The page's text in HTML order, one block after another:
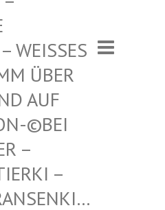
PENTAGR
TÜR
BAL
BUN
K
– ZWANG